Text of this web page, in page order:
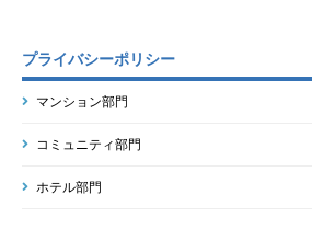
プライバシーポリシー
マンション部門
コミュニティ部門
ホテル部門